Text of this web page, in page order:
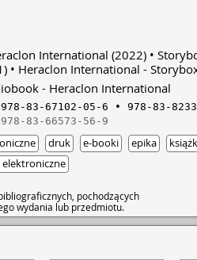
jest się trudno
zaprezentowana
oraz prostym
International (2022)
Heraclon International -
- Heraclon International
978-83-67102-05-6 978-83-
978-83-66573-56-9
druk e-booki epika
elektroniczne
pochodzących
wydania lub przedmiotu.